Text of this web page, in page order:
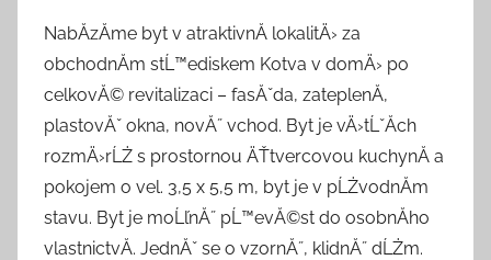
NabĂ­zĂ­me byt v atraktivnĂ­ lokalitÄ› za
obchodnĂ­m stĹ™ediskem Kotva v domÄ› po
celkovĂ© revitalizaci – fasĂˇda, zateplenĂ­,
plastovĂˇ okna, novĂ˝ vchod. Byt je vÄ›tĹˇĂ­ch
rozmÄ›rĹŻ s prostornou ÄŤtvercovou kuchynĂ­ a
pokojem o vel. 3,5 x 5,5 m, byt je v pĹŻvodnĂ­m
stavu. Byt je moĹľnĂ˝ pĹ™evĂ©st do osobnĂ­ho
vlastnictvĂ­. JednĂˇ se o vzornĂ˝, klidnĂ˝ dĹŻm.